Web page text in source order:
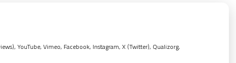
YouTube, Vimeo, Facebook, Instagram, X (Twitter), Qualizorg,